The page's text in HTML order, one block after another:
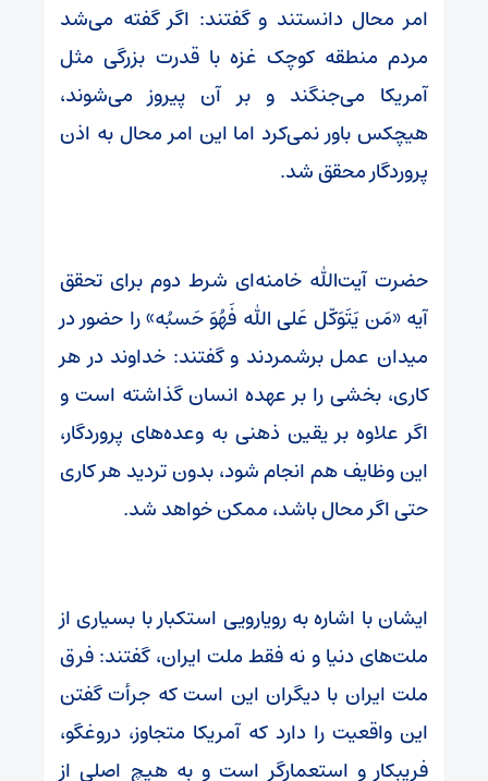
امر محال دانستند و گفتند: اگر گفته می‌شد
مردم منطقه کوچک غزه با قدرت بزرگی مثل
آمریکا می‌جنگند و بر آن پیروز می‌شوند،
هیچکس باور نمی‌کرد اما این امر محال به اذن
پروردگار محقق شد.
حضرت آیت‌الله خامنه‌ای شرط دوم برای تحقق
آیه «مَن یَتَوَکّل عَلی الله فَهُوَ حَسبُه» را حضور در
میدان عمل برشمردند و گفتند: خداوند در هر
کاری، بخشی را بر عهده انسان گذاشته است و
اگر علاوه بر یقین ذهنی به وعده‌های پروردگار،
این وظایف هم انجام شود، بدون تردید هر کاری
حتی اگر محال باشد، ممکن خواهد شد.
ایشان با اشاره به رویارویی استکبار با بسیاری از
ملت‌های دنیا و نه فقط ملت ایران، گفتند: فرق
ملت ایران با دیگران این است که جرأت گفتن
این واقعیت را دارد که آمریکا متجاوز، دروغگو،
فریبکار و استعمارگر است و به هیچ اصلی از